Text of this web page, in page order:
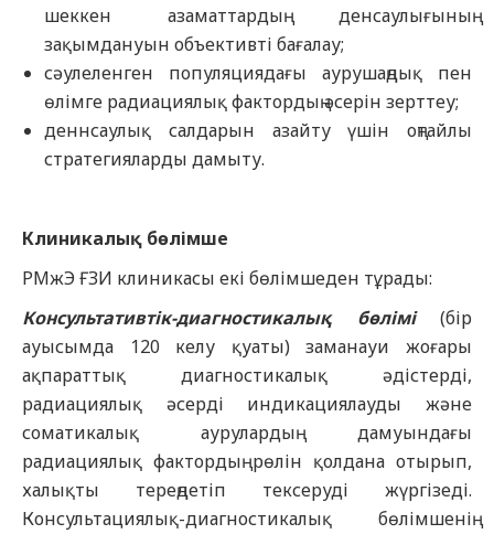
шеккен азаматтардың денсаулығының
зақымдануын объективті бағалау;
сәулеленген популяциядағы аурушаңдық пен
өлімге радиациялық фактордың әсерін зерттеу;
деннсаулық салдарын азайту үшін оңтайлы
стратегияларды дамыту.
Клиникалық бөлімше
РМжЭ ҒЗИ клиникасы екі бөлімшеден тұрады:
Консультативтік-диагностикалық бөлімі(бір
ауысымда 120 келу қуаты) заманауи жоғары
ақпараттық диагностикалық әдістерді,
радиациялық әсерді индикациялауды және
соматикалық аурулардың дамуындағы
радиациялық фактордың рөлін қолдана отырып,
халықты тереңдетіп тексеруді жүргізеді.
Консультациялық-диагностикалық бөлімшенің